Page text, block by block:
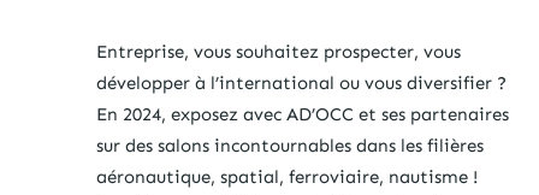
Entreprise, vous souhaitez prospecter, vous
développer à l’international ou vous diversifier ?
En 2024, exposez avec AD’OCC et ses partenaires
sur des salons incontournables dans les filières
aéronautique, spatial, ferroviaire, nautisme !